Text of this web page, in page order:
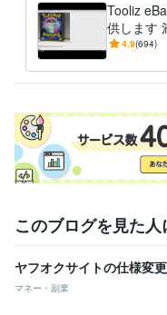
Tooliz
供します
リマ/EC
4.9(694)
このブログを見た人
ヤフオクサイトの仕様変更
マネー・副業